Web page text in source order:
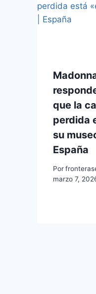
que la
perdida
su
España
Por
marzo 7,